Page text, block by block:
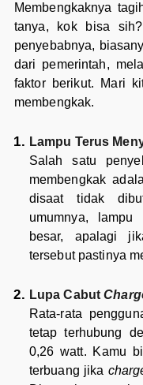
Membengkaknya
tanya, kok bisa
penyebabnya,
dari pemerintah,
faktor berikut. Mari
membengkak.
Lampu Terus
Salah satu
membengkak
disaat tidak
umumnya, lampu
besar, apalagi
tersebut pastinya
Lupa Cabut
Rata-rata
tetap terhubung
0,26 watt. Kamu
terbuang jika